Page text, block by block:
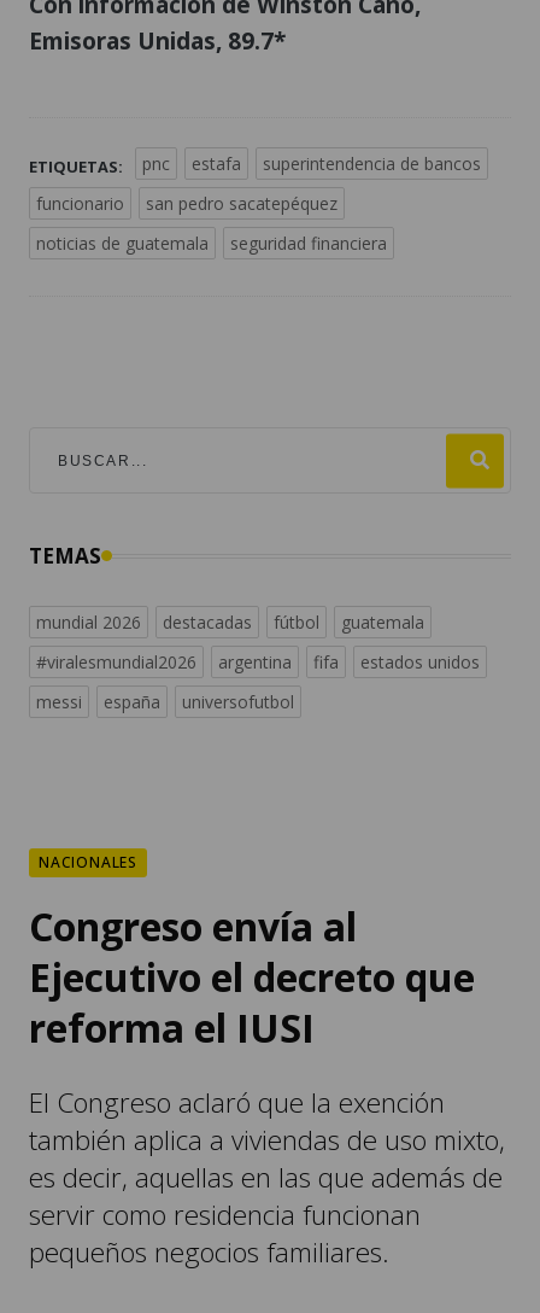
Emisoras Unidas, 89.7*
ETIQUETAS: pnc estafa
superintendencia de bancos
funcionario
san pedro sacatepéquez
noticias de guatemala
seguridad financiera
TEMAS
mundial 2026 destacadas fútbol
guatemala
#viralesmundial2026
argentina fifa
estados unidos
messi
españa universofutbol
NACIONALES
Congreso envía al
Ejecutivo el decreto que
reforma el IUSI
El Congreso aclaró que la exención
también aplica a viviendas de uso mixto,
es decir, aquellas en las que además de
servir como residencia funcionan
pequeños negocios familiares.